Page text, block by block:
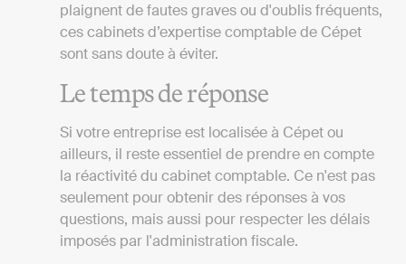
plaignent de fautes graves ou d'oublis fréquents,
ces cabinets d’expertise comptable de Cépet
sont sans doute à éviter.
Le temps de réponse
Si votre entreprise est localisée à Cépet ou
ailleurs, il reste essentiel de prendre en compte
la réactivité du cabinet comptable. Ce n'est pas
seulement pour obtenir des réponses à vos
questions, mais aussi pour respecter les délais
imposés par l'administration fiscale.